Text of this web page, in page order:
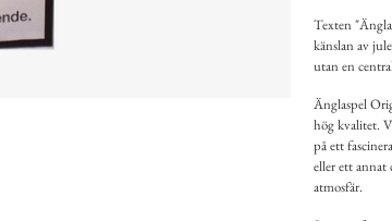
Texten
känslan av
utan en
Änglaspel
hög kvalitet.
på ett
eller ett annat
atmosfär.